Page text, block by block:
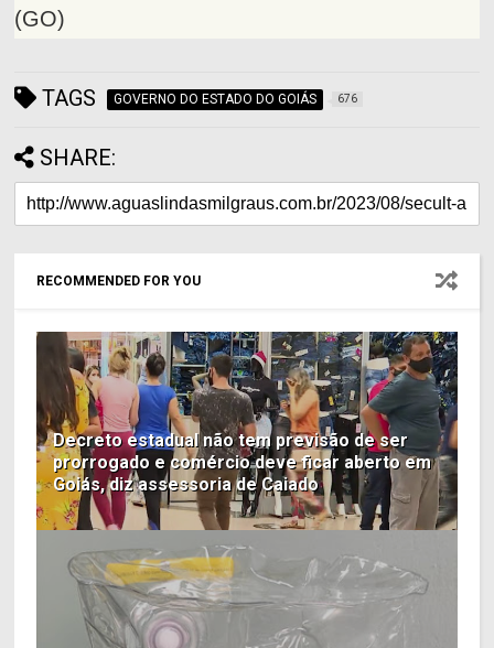
(GO)
TAGS GOVERNO DO ESTADO DO GOIÁS 676
SHARE:
RECOMMENDED FOR YOU
Decreto estadual não tem previsão de ser
prorrogado e comércio deve ficar aberto em
Goiás, diz assessoria de Caiado